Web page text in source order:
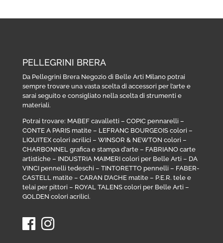
PELLEGRINI BRERA
Da Pellegrini Brera Negozio di Belle Arti Milano potrai
sempre trovare una vasta scelta di accessori per l’arte e
sarai seguito e consigliato nella scelta di strumenti e
materiali.
Potrai trovare: MABEF cavalletti – COPIC pennarelli –
CONTE A PARIS matite– LEFRANC BOURGEOIS colori –
LIQUITEX colori acrilici – WINSOR & NEWTON colori –
CHARBONNEL grafica e stampa d’arte– FABRIANO carte
artistiche– INDUSTRIA MAIMERI colori per Belle Arti – DA
VINCI pennelli tedeschi – TINTORETTO pennelli – FABER-
CASTELL matite– CARAN D’ACHE matite– P.E.R. tele e
telai per pittori – ROYAL TALENS colori per Belle Arti –
GOLDEN colori acrilici.